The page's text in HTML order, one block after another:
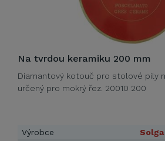
Na tvrdou keramiku 200 mm
Diamantový kotouč pro stolové pily
určený pro mokrý řez. 20010 200
Výrobce